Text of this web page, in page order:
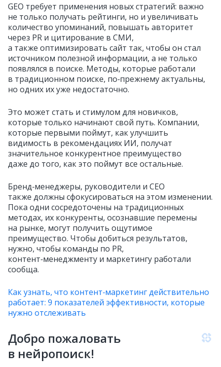
GEO требует применения новых стратегий: важно
не только получать рейтинги, но и увеличивать
количество упоминаний, повышать авторитет
через PR и цитирование в СМИ,
а также оптимизировать сайт так, чтобы он стал
источником полезной информации, а не только
появлялся в поиске. Методы, которые работали
в традиционном поиске, по‑прежнему актуальны,
но одних их уже недостаточно.
Это может стать и стимулом для новичков,
которые только начинают свой путь. Компании,
которые первыми поймут, как улучшить
видимость в рекомендациях ИИ, получат
значительное конкурентное преимущество
даже до того, как это поймут все остальные.
Бренд‑менеджеры, руководители и CEO
также должны сфокусироваться на этом изменении.
Пока одни сосредоточены на традиционных
методах, их конкуренты, осознавшие перемены
на рынке, могут получить ощутимое
преимущество. Чтобы добиться результатов,
нужно, чтобы команды по PR,
контент‑менеджменту и маркетингу работали
сообща.
Как узнать, что контент‑маркетинг действительно
работает: 9 показателей эффективности, которые
нужно отслеживать
Добро пожаловать
в нейропоиск!